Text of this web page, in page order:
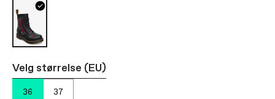
Velg størrelse (EU)
36 37